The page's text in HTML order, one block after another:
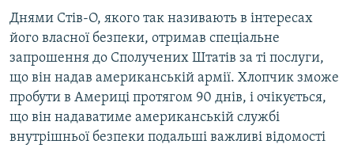
Усі сайти RFE/RL
Днями Стів-О, якого так називають в інтересах
його власної безпеки, отримав спеціальне
запрошення до Сполучених Штатів за ті послуги,
що він надав американській армії. Хлопчик зможе
пробути в Америці протягом 90 днів, і очікується,
що він надаватиме американській службі
внутрішньої безпеки подальші важливі відомості